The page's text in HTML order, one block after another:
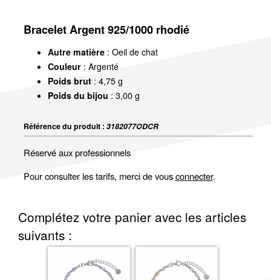
Bracelet Argent 925/1000 rhodié
Autre matière: Oeil de chat
Couleur: Argenté
Poids brut: 4,75 g
Poids du bijou : 3,00 g
Référence du produit : 3182077ODCR
Réservé aux professionnels
Pour consulter les tarifs, merci de vousconnecter.
Complétez votre panier avec les articles
suivants :